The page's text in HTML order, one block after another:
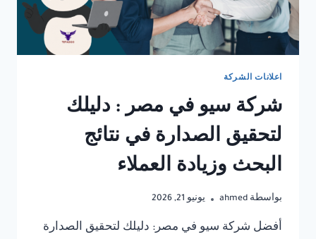
اعلانات الشركة
شركة سيو في مصر : دليلك
لتحقيق الصدارة في نتائج
البحث وزيادة العملاء
بواسطة ahmed يونيو 21, 2026
أفضل شركة سيو في مصر: دليلك لتحقيق الصدارة